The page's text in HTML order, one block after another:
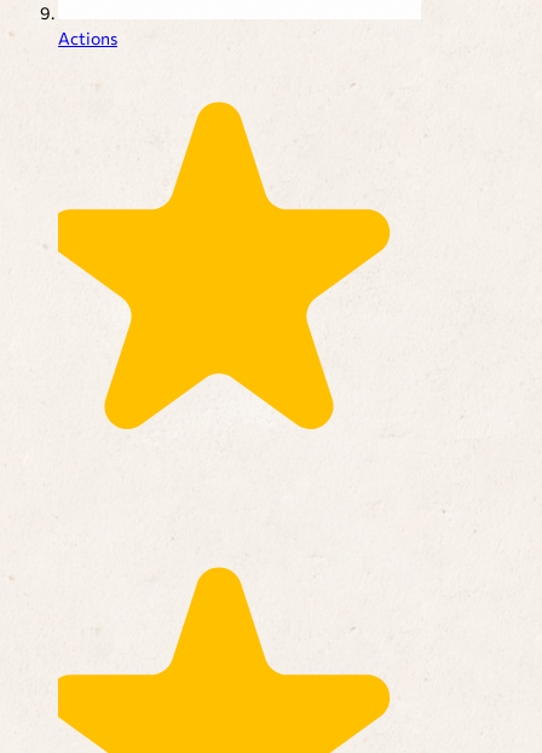
Actions